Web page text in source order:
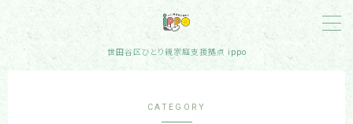
世田谷区ひとり親家庭支援拠点 ippo
MENU
CATEGORY